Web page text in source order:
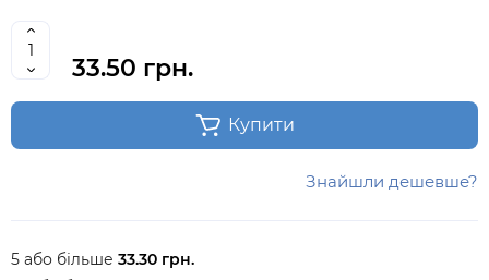
33.50 грн.
Купити
Знайшли дешевше?
5 або більше 33.30 грн.